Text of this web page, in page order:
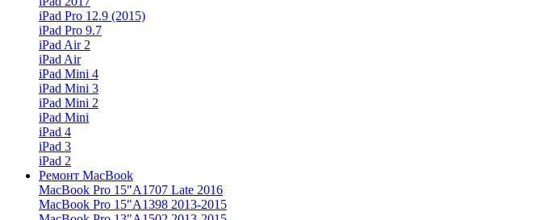
iPad Pro 12.9 (2015)
iPad Pro 9.7
iPad Air 2
iPad Air
iPad Mini 4
iPad Mini 3
iPad Mini 2
iPad Mini
iPad 4
iPad 3
iPad 2
Ремонт MacBook
MacBook Pro 15"A1707 Late 2016
MacBook Pro 15"A1398 2013-2015